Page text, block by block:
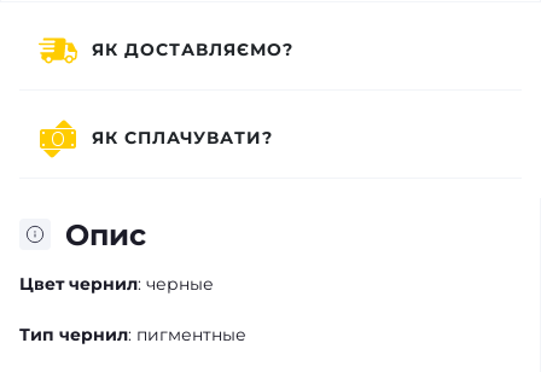
Опис
Цвет чернил: черные
Тип чернил: пигментные
ЯК ДОСТАВЛЯЄМО?
ЯК СПЛАЧУВАТИ?